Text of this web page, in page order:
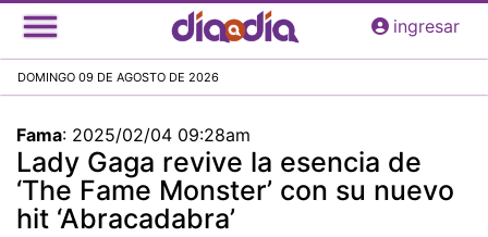
Pasar
al
principal
ingresar
DOMINGO 09 DE AGOSTO DE 2026
Fama: 2025/02/04 09:28am
Lady Gaga revive la esencia de
‘The Fame Monster’ con su nuevo
hit ‘Abracadabra’